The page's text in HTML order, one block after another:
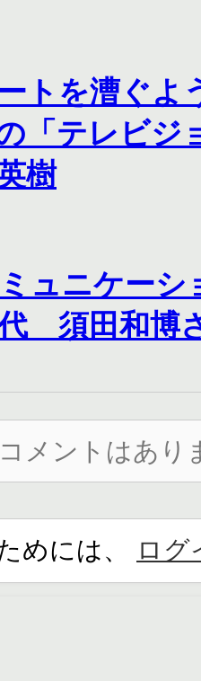
ートを漕ぐ
「テレビジ
樹
ュニケー
須田和博
メントはあり
めには、 ログ